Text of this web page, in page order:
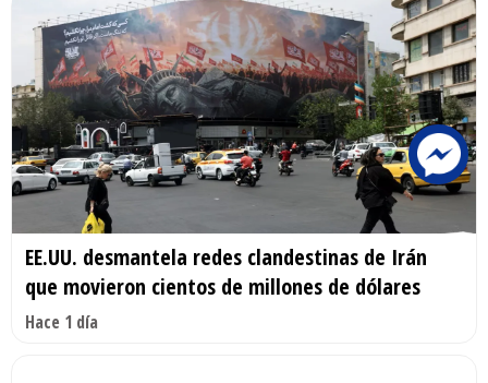
EE.UU. desmantela redes clandestinas de Irán
que movieron cientos de millones de dólares
Hace 1 día